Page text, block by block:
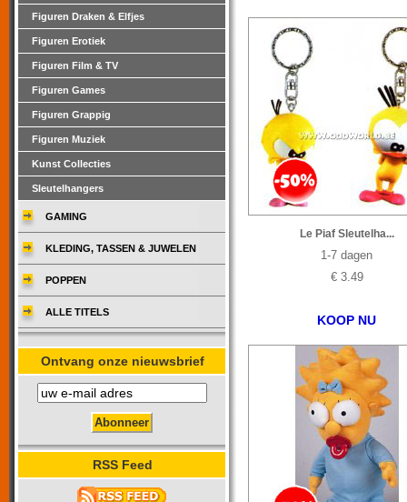
Le Piaf Sleutelha...
1-7 dagen
€ 3.49
KOOP NU
Figuren Draken & Elfjes
Figuren Erotiek
Figuren Film & TV
Figuren Games
Figuren Grappig
Figuren Muziek
Kunst Collecties
Sleutelhangers
GAMING
KLEDING, TASSEN & JUWELEN
POPPEN
ALLE TITELS
Ontvang onze nieuwsbrief
RSS Feed